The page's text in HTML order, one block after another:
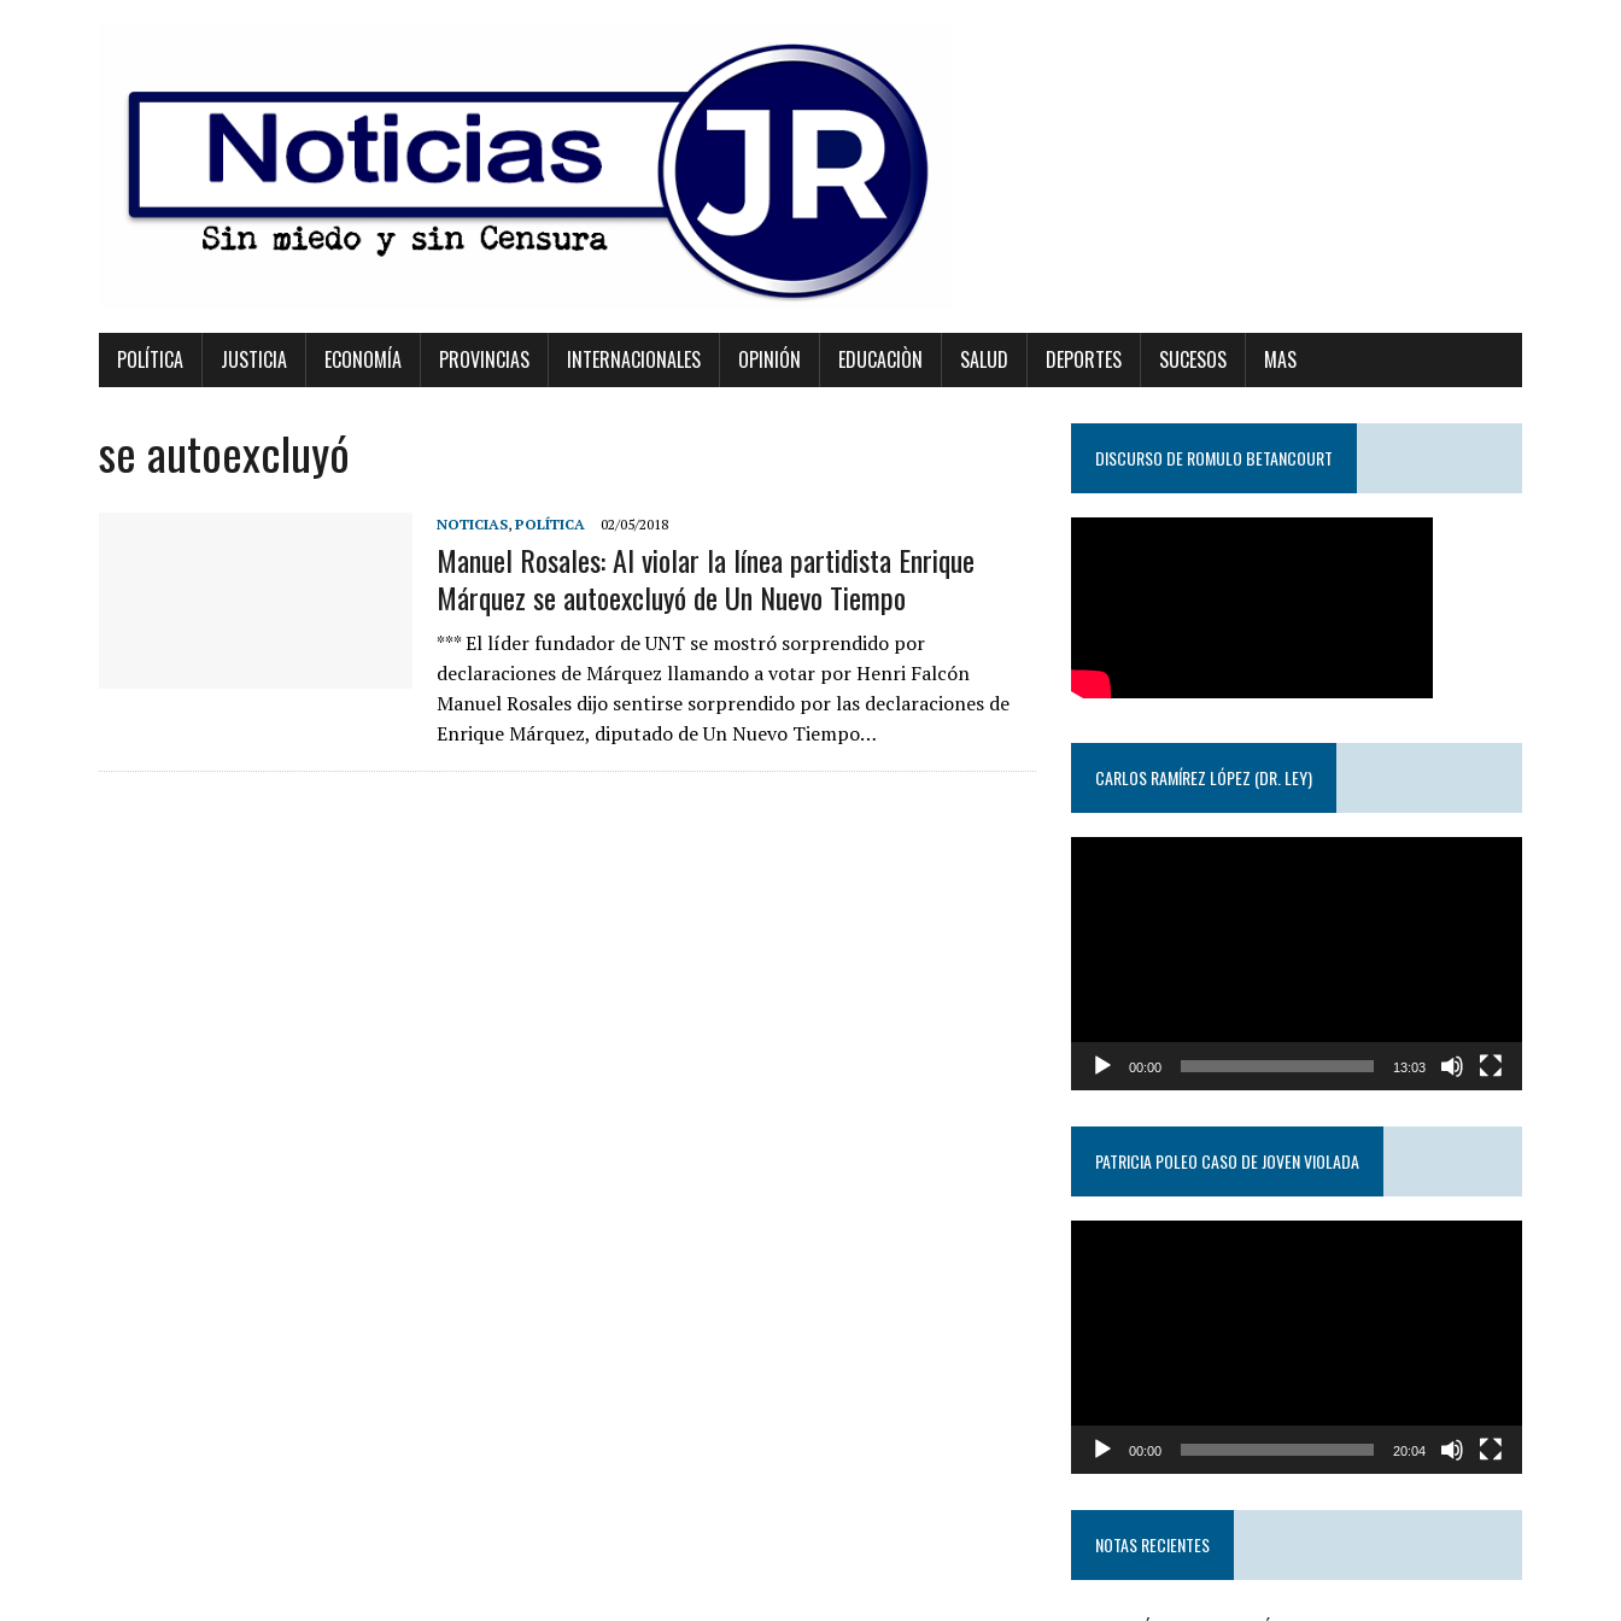
POLÍTICA JUSTICIA ECONOMÍA PROVINCIAS INTERNACIONALES OPINIÓN EDUCACIÒN SALUD DEPORTES SUCESOS MAS
se autoexcluyó
NOTICIAS, POLÍTICA 02/05/2018
Manuel Rosales: Al violar la línea partidista Enrique
Márquez se autoexcluyó de Un Nuevo Tiempo
*** El líder fundador de UNT se mostró sorprendido por
declaraciones de Márquez llamando a votar por Henri Falcón
Manuel Rosales dijo sentirse sorprendido por las declaraciones de
Enrique Márquez, diputado de Un Nuevo Tiempo…
DISCURSO DE ROMULO BETANCOURT
CARLOS RAMÍREZ LÓPEZ (DR. LEY)
00:00 13:03
PATRICIA POLEO CASO DE JOVEN VIOLADA
00:00 20:04
NOTAS RECIENTES